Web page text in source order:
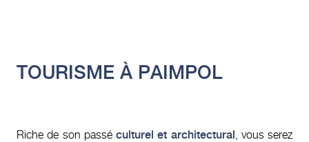
TOURISME À PAIMPOL
Riche de son passé culturel et architectural, vous serez